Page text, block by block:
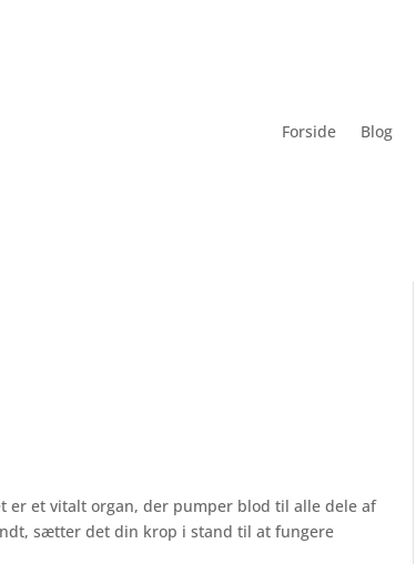
Forside Blog
er et vitalt organ, der pumper blod til alle dele af
sætter det din krop i stand til at fungere